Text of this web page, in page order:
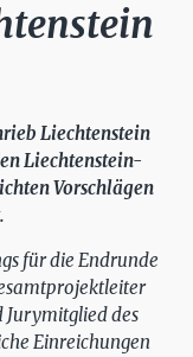
Liechtenstein
Liechtenstein-
Vorschlägen
für die Endrunde
Jurymitglied des
Einreichungen